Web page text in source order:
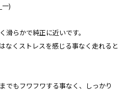
)
滑らかで純正に近いです。
なくストレスを感じる事なく走れると
でもフワフワする事なく、しっかり